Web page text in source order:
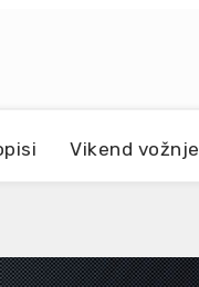
Vikend vožnje